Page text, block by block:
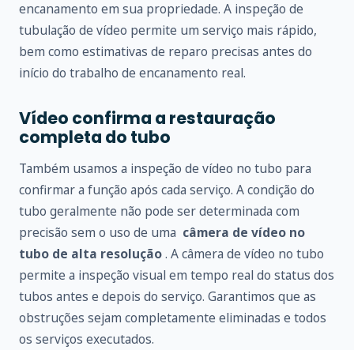
encanamento em sua propriedade. A inspeção de
tubulação de vídeo permite um serviço mais rápido,
bem como estimativas de reparo precisas antes do
início do trabalho de encanamento real.
Vídeo confirma a restauração
completa do tubo
Também usamos a inspeção de vídeo no tubo para
confirmar a função após cada serviço. A condição do
tubo geralmente não pode ser determinada com
precisão sem o uso de uma câmera de vídeo no
tubo de alta resolução. A câmera de vídeo no tubo
permite a inspeção visual em tempo real do status dos
tubos antes e depois do serviço. Garantimos que as
obstruções sejam completamente eliminadas e todos
os serviços executados.